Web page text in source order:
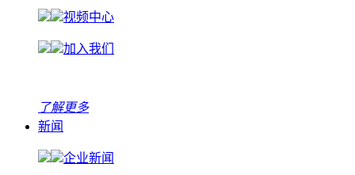
视频中心
加入我们
了解更多
新闻
企业新闻